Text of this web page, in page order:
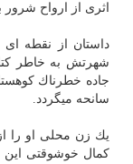
اثری از ارواح
داستان از نقطه
شهرتش به خاطر
جاده خطرناك
سانحه میگردد.
یك زن محلی او را
كمال خوشوقتی این